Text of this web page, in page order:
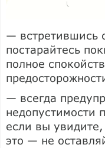
— встретившись
постарайтесь
полное
— всегда
недопустимости
если вы
это — не